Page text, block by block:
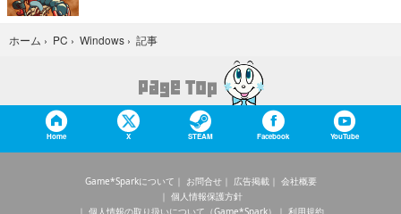
ホーム › PC › Windows › 記事
Home X STEAM Facebook YouTube
Game*Sparkについて お問合せ 広告掲載
会社概要
個人情報保護方針
個人情報の取り扱いについて（Game*Spark）
利用規約